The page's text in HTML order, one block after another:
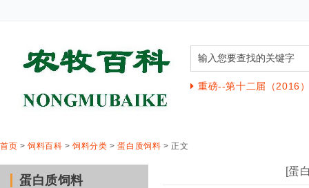
追逐梦想 与你同行
重磅--第十二届（2016
首页 >饲料百科 >饲料分类 >蛋白质饲料 > 正文
蛋白质饲料
[蛋